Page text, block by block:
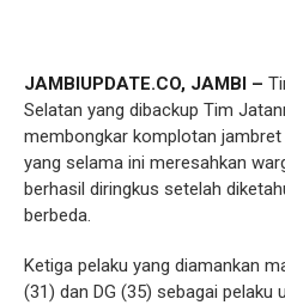
JAMBIUPDATE.CO, JAMBI –
Selatan yang dibackup Tim
membongkar komplotan
yang selama ini meresahkan
berhasil diringkus setelah
berbeda.
Ketiga pelaku yang diamankan
(31) dan DG (35) sebagai pelaku